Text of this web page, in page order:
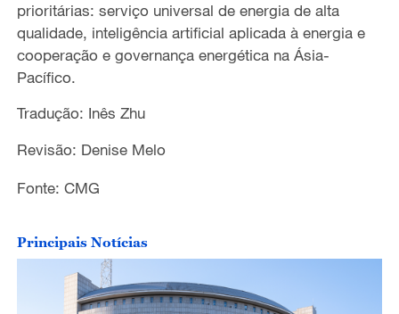
prioritárias: serviço universal de energia de alta
qualidade, inteligência artificial aplicada à energia e
cooperação egovernança energética na Ásia-
Pacífico.
Tradução: Inês Zhu
Revisão: Denise Melo
Fonte: CMG
Principais Notícias